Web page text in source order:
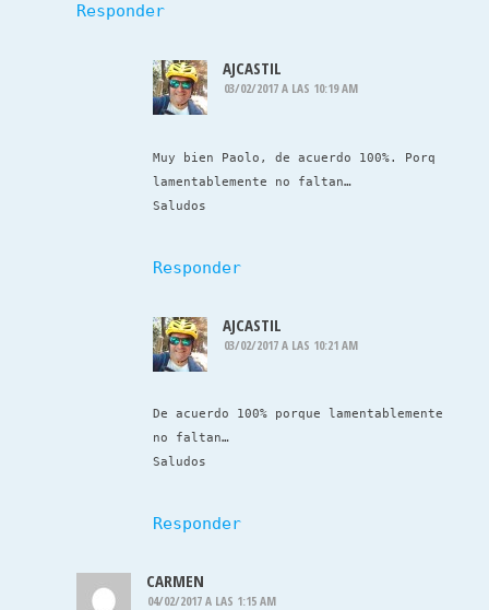
Responder
AJCASTIL
03/02/2017 A LAS 10:19 AM
Muy bien Paolo, de acuerdo 100%. Porq
lamentablemente no faltan…
Saludos
Responder
AJCASTIL
03/02/2017 A LAS 10:21 AM
De acuerdo 100% porque lamentablemente
no faltan…
Saludos
Responder
CARMEN
04/02/2017 A LAS 1:15 AM